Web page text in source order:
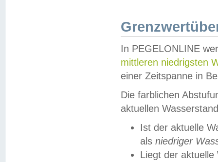
In PEGELONLINE
mittleren niedrigsten
einer Zeitspanne in
Die farblichen
aktuellen
Ist der aktuelle
als niedriger
Liegt der